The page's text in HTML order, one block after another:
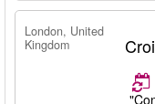
London, United
Kingdom